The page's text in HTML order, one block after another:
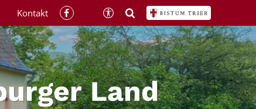
Land
Kontakt